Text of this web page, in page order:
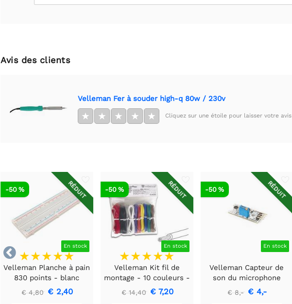
Avis des clients
Velleman Fer à souder high-q 80w / 230v
★ ★ ★ ★ ★ Cliquez sur une étoile pour laisser votre avis

RÉDUIT
En stock
-50 %
Velleman Planche à pain
830 points - blanc
€ 4,80 € 2,40
RÉDUIT
En stock
-50 %
Velleman Kit fil de
montage - 10 couleurs -
60m - multiconducteur
€ 14,40 € 7,20
RÉDUIT
En stock
-50 %
Velleman Capteur de
son du microphone
€ 8,- € 4,-